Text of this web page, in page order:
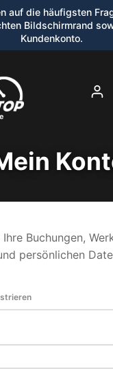
auf die häufigsten
Bildschirmrand
Kundenkonto.
Ihre Buchungen,
persönlichen